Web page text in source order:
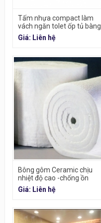
Tấm nhựa compact làm
vách ngăn tolet ốp tủ bàng
ghế cao cấp
Giá: Liên hệ
Bông gôm Ceramic chịu
nhiệt độ cao -chống ồn
Giá: Liên hệ